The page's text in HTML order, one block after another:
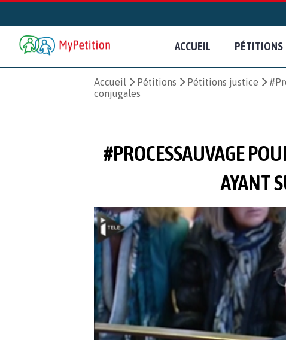
ACCUEIL PÉTITIONS
Accueil Pétitions Pétitions justice
conjugales
#PROCESSAUVAGE
AYANT